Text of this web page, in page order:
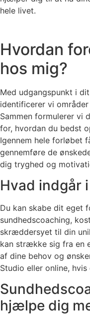
hele livet.
Hvordan
hos mig?
Med udgangspunkt i
identificerer vi
Sammen formulerer vi
for, hvordan du bedst
Igennem hele forløbet
gennemføre de
dig tryghed og
Hvad indgår
Du kan skabe dit eget
sundhedscoaching,
skræddersyet til din
kan strække sig fra en
af dine behov og
Studio eller online,
hjælpe dig